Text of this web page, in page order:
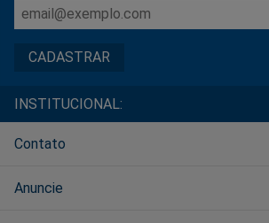
INSTITUCIONAL:
Contato
Anuncie